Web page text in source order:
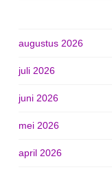
augustus 2026
juli 2026
juni 2026
mei 2026
april 2026